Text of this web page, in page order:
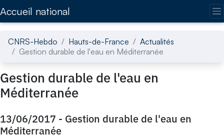
Accueil national
CNRS-Hebdo Hauts-de-France
Actualités
Gestion durable de l'eau en Méditerranée
Gestion durable de l'eau en
Méditerranée
13/06/2017 - Gestion durable de l'eau en
Méditerranée